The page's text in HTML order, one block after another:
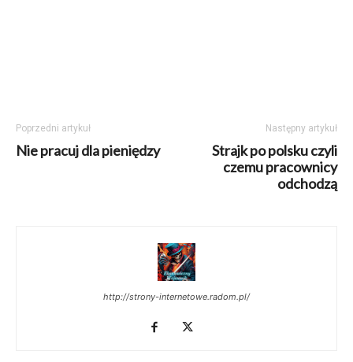
Poprzedni artykuł
Nie pracuj dla pieniędzy
Następny artykuł
Strajk po polsku czyli
czemu pracownicy
odchodzą
http://strony-internetowe.radom.pl/